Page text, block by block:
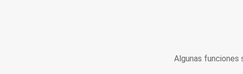
Algunas funciones